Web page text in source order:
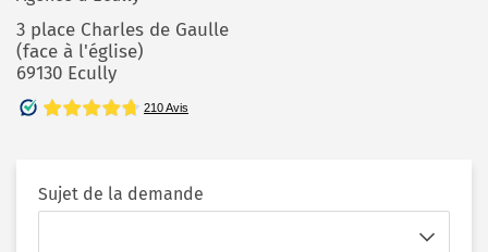
3 place Charles de Gaulle
(face à l'église)
69130 Ecully
Sujet de la demande